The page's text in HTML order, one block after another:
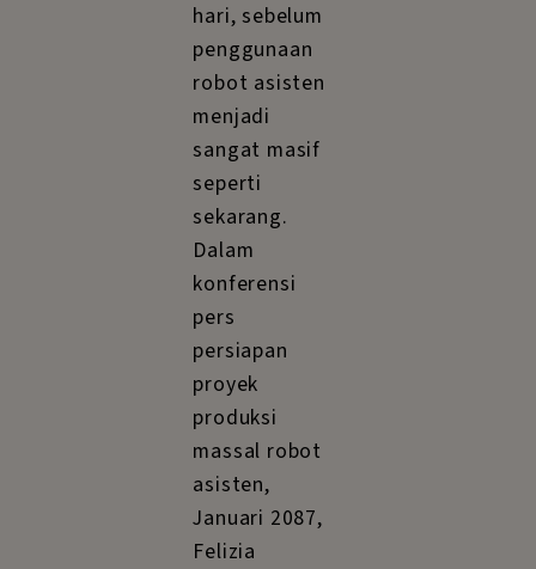
hari, sebelum
penggunaan
robot asisten
menjadi
sangat masif
seperti
sekarang.
Dalam
konferensi
pers
persiapan
proyek
produksi
massal robot
asisten,
Januari 2087,
Felizia